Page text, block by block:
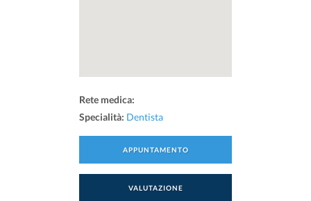
Rete medica:
Specialità: Dentista
APPUNTAMENTO
VALUTAZIONE